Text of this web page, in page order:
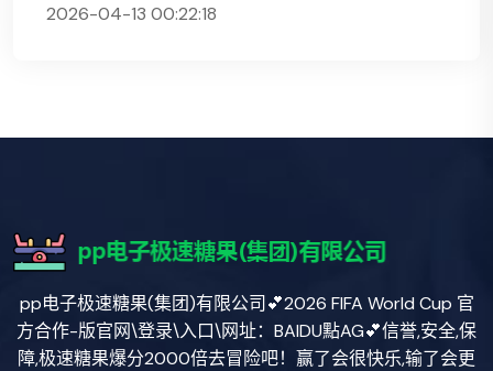
2026-04-13 00:22:18
pp电子极速糖果(集团)有限公司💕2026 FIFA World Cup 官
方合作-版官网\登录\入口\网址：BAIDU點AG💕信誉,安全,保
障,极速糖果爆分2000倍去冒险吧！赢了会很快乐,输了会更